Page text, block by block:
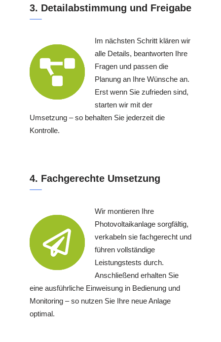
3. Detailabstimmung und Freigabe
Im nächsten Schritt klären wir
alle Details, beantworten Ihre
Fragen und passen die
Planung an Ihre Wünsche an.
Erst wenn Sie zufrieden sind,
starten wir mit der
Umsetzung – so behalten Sie jederzeit die
Kontrolle.
4. Fachgerechte Umsetzung
Wir montieren Ihre
Photovoltaikanlage sorgfältig,
verkabeln sie fachgerecht und
führen vollständige
Leistungstests durch.
Anschließend erhalten Sie
eine ausführliche Einweisung in Bedienung und
Monitoring – so nutzen Sie Ihre neue Anlage
optimal.